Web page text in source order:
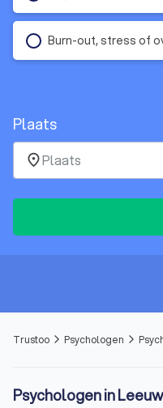
Burn-out, stress of
Plaats
place
Trustoo arrow_forward_ios Psychologen arrow_forward_ios
Psychologen in